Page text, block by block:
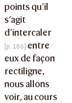
points qu’il
s’agit
d’intercaler
entre
eux de façon
rectiligne,
nous allons
voir, au cours